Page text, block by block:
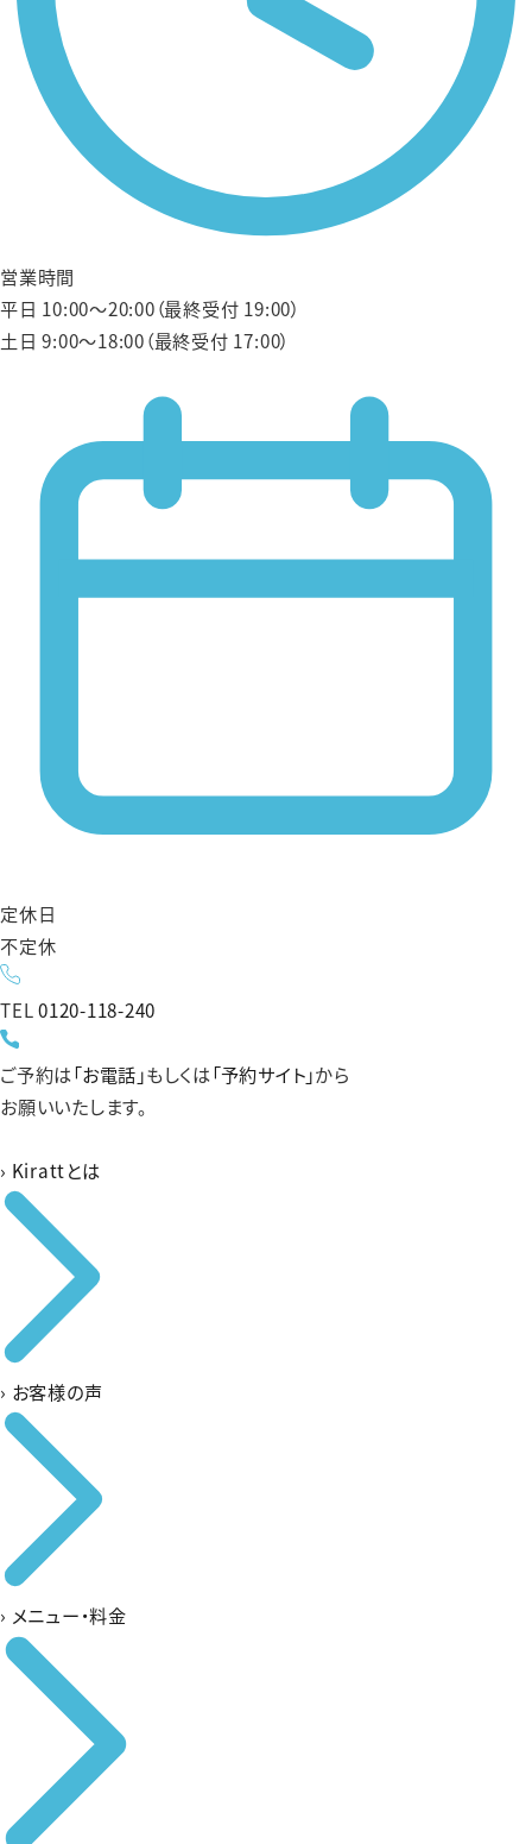
営業時間
平日 10:00〜20:00（最終受付 19:00）
土日 9:00〜18:00（最終受付 17:00）
定休日
不定休
TEL0120-118-240
ご予約は「お電話」もしくは「予約サイト」から
お願いいたします。
› Kirattとは
› お客様の声
› メニュー・料金